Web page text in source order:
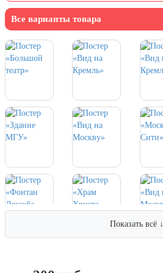
парада на Красной площади
7 ноября, День Октябрьской
революции
10 ноября, День сотрудника органов
внутренних дел РФ
19 ноября, День Ракетных Войск и
Артиллерии
5 декабря, День начала
контрнаступления советских войск
9 декабря, День Героев Отечества
Все варианты товара
Показать всё ↓